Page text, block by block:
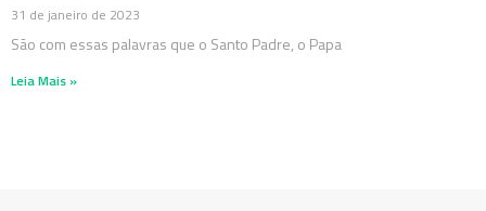
31 de janeiro de 2023
São com essas palavras que o Santo Padre, o Papa
Leia Mais »